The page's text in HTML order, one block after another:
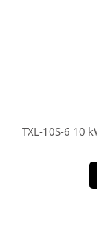
TXL-10S-6 10